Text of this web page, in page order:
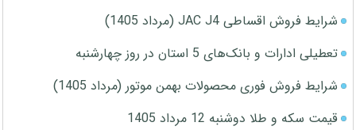
شرایط فروش اقساطی JAC J4 (مرداد 1405)
تعطیلی ادارات و بانک‌های 5 استان در روز چهارشنبه
شرایط فروش فوری محصولات بهمن موتور (مرداد 1405)
قیمت سکه و طلا دوشنبه 12 مرداد 1405